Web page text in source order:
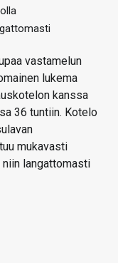
vastamelun
lukema
kanssa
36 tuntiin. Kotelo
mukavasti
niin langattomasti